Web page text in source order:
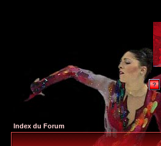
Index du Forum